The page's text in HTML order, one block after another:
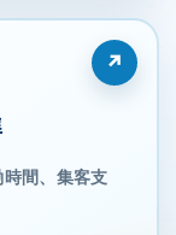
間、集客支